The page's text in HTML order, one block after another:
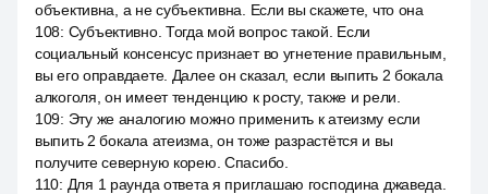
объективна, а не субъективна. Если вы скажете, что она
108: Субъективно. Тогда мой вопрос такой. Если
социальный консенсус признает во угнетение правильным,
вы его оправдаете. Далее он сказал, если выпить 2 бокала
алкоголя, он имеет тенденцию к росту, также и рели.
109: Эту же аналогию можно применить к атеизму если
выпить 2 бокала атеизма, он тоже разрастётся и вы
получите северную корею. Спасибо.
110: Для 1 раунда ответа я приглашаю господина джаведа.